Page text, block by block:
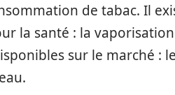
de tabac. Il
la santé : la
sur le marché :